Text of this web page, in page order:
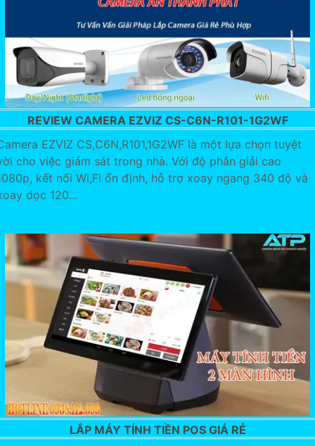
REVIEW CAMERA EZVIZ CS-C6N-R101-1G2WF
EZVIZ CS,C6N,R101,1G2WF là một lựa chọn tuyệt
cho việc giám sát trong nhà. Với độ phân giải cao
kết nối Wi,Fi ổn định, hỗ trợ xoay ngang 340 độ và
dọc 120...
LẮP MÁY TÍNH TIỀN POS GIÁ RẺ